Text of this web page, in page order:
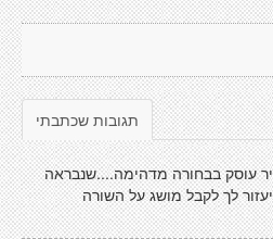
תגובות שכתבתי
עוסק בבחורה מדהימה....שנבראה
לך לקבל מושג על השורה